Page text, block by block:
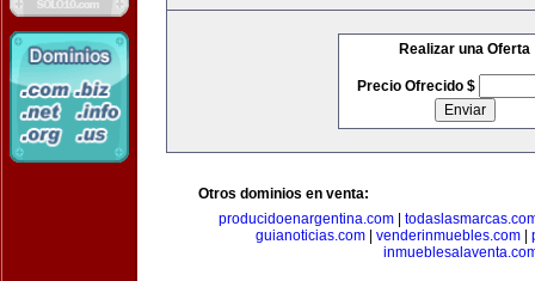
Realizar una Oferta
Precio Ofrecido $
Otros dominios en venta:
producidoenargentina.com|
guianoticias.com| venderinmuebles.com|